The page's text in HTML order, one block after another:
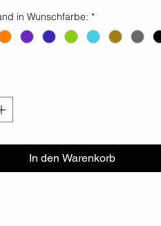
in Wunschfarbe: *
In den Warenkorb